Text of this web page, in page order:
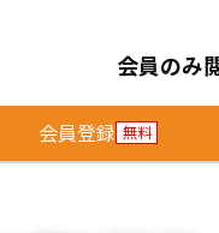
会員のみ
会員登録 無料